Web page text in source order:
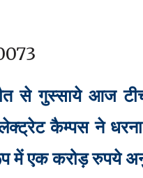
से गुस्साये आज
कैम्पस ने धरना
में एक करोड़ रुपये